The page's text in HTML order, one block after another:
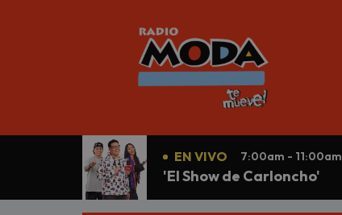
EN VIVO 7:00am - 11:00am
'El Show de Carloncho'